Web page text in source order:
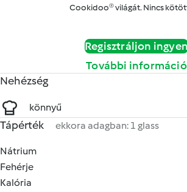
Cookidoo® világát. Nincs
Regisztráljon
További információ
Nehézség
könnyű
Tápérték ekkora adagban: 1 glass
Nátrium
Fehérje
Kalória